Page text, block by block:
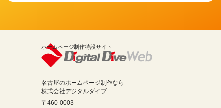
ホームページ制作特設サイト
名古屋のホームページ制作なら
株式会社デジタルダイブ
〒460-0003